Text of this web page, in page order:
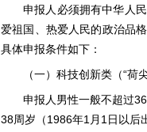
申报人必须拥有中华人
爱祖国、热爱人民的政治品
具体申报条件如下：
（一）科技创新类（“荷尖
申报人男性一般不超过
38周岁（1986年1月1日以后